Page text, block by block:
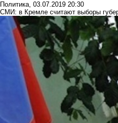
Политика, 03.07.2019 20:30
СМИ: в Кремле считают выборы